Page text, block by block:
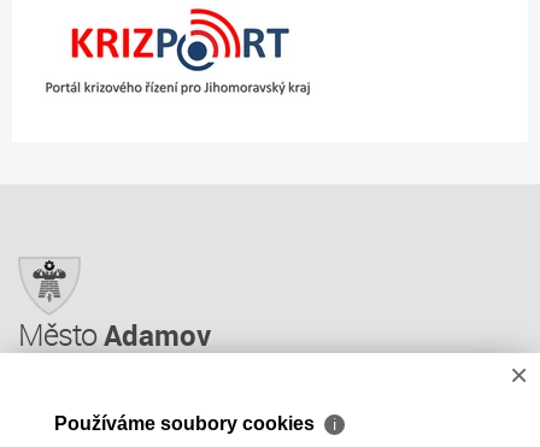
MěstoAdamov
Úřední deska
×
Používáme soubory cookies ℹ